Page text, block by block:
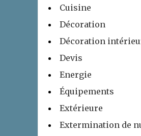
Cuisine
Décoration
Décoration
Devis
Energie
Équipements
Extérieure
Extermination de